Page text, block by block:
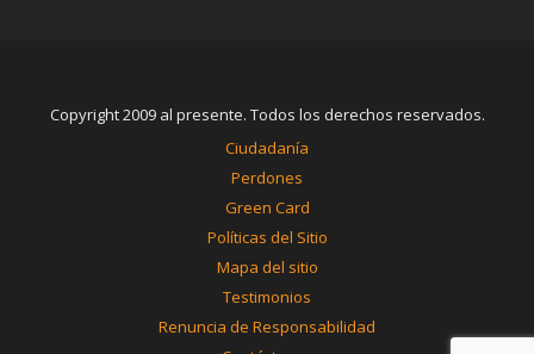
Copyright 2009 al presente. Todos los derechos reservados.
Ciudadanía
Perdones
Green Card
Políticas del Sitio
Mapa del sitio
Testimonios
Renuncia de Responsabilidad